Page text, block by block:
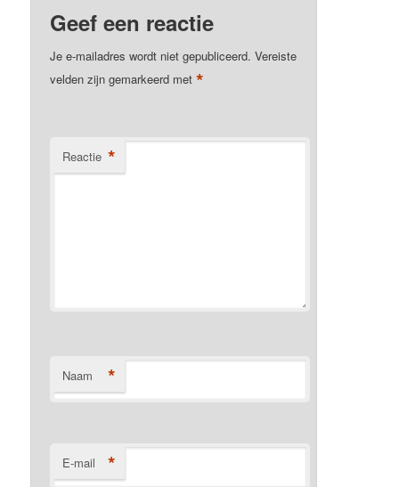
Geef een reactie
Je e-mailadres wordt niet gepubliceerd. Vereiste
velden zijn gemarkeerd met*
Reactie *
Naam *
E-mail *